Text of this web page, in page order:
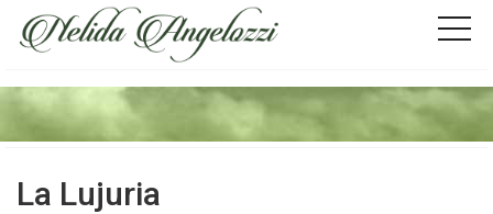
La Lujuria